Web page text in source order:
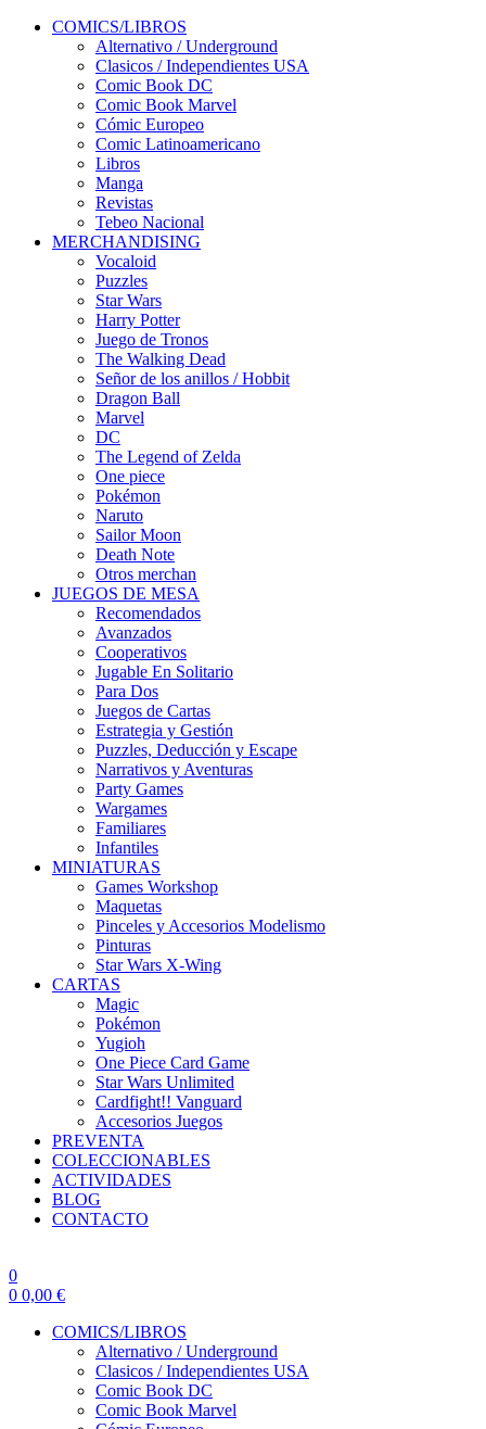
COMICS/LIBROS
Alternativo / Underground
Clasicos / Independientes USA
Comic Book DC
Comic Book Marvel
Cómic Europeo
Comic Latinoamericano
Libros
Manga
Revistas
Tebeo Nacional
MERCHANDISING
Vocaloid
Puzzles
Star Wars
Harry Potter
Juego de Tronos
The Walking Dead
Señor de los anillos / Hobbit
Dragon Ball
Marvel
DC
The Legend of Zelda
One piece
Pokémon
Naruto
Sailor Moon
Death Note
Otros merchan
JUEGOS DE MESA
Recomendados
Avanzados
Cooperativos
Jugable En Solitario
Para Dos
Juegos de Cartas
Estrategia y Gestión
Puzzles, Deducción y Escape
Narrativos y Aventuras
Party Games
Wargames
Familiares
Infantiles
MINIATURAS
Games Workshop
Maquetas
Pinceles y Accesorios Modelismo
Pinturas
Star Wars X-Wing
CARTAS
Magic
Pokémon
Yugioh
One Piece Card Game
Star Wars Unlimited
Cardfight!! Vanguard
Accesorios Juegos
PREVENTA
COLECCIONABLES
ACTIVIDADES
BLOG
CONTACTO
0
0 0,00 €
COMICS/LIBROS
Alternativo / Underground
Clasicos / Independientes USA
Comic Book DC
Comic Book Marvel